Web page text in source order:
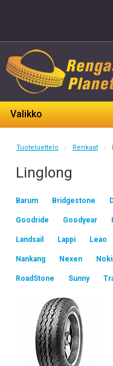
Valikko
Tuoteluettelo / Renkaat /
Linglong
Barum Bridgestone
Goodride Goodyear
Landsail Lappi Leao
Nankang Nexen
RoadStone Sunny